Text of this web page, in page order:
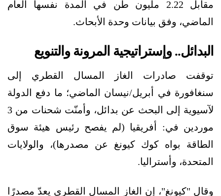
مقابل 2.22 مليون طن في المدة نفسها العام
الماضي، وفق بيانات وحدة الأبحاث.
البدائل.. وإستراتيجية المرونة والتنويع
توقفت صادرات الغاز المسال القطري إلى
سنغافورة في أبريل/نيسان الماضي؛ ما دفع الدولة
لآسيوية إلى البحث عن بدائل، وأمنّت شحنات من 3
موردين في: أفريقيا (لم يفصح رئيس هيئة سوق
الطاقة بواه كوك كيونغ عن مصدرها)، والولايات
المتحدة، وأستراليا.
وقال "كيونغ"، إن الغاز المسال القطري يعدّ مصدرًا